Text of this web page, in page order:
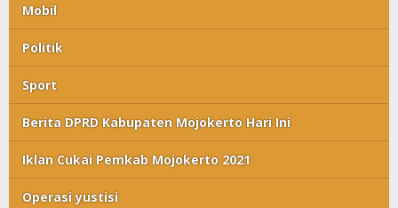
Mobil
Politik
Sport
Berita DPRD Kabupaten Mojokerto Hari Ini
Iklan Cukai Pemkab Mojokerto 2021
Operasi yustisi